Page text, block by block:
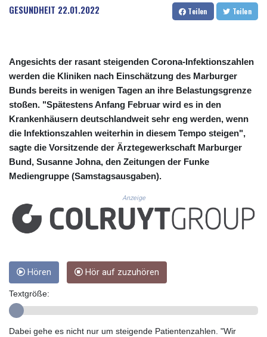
CUC 1.156136
CUP 30.637594
DKK 7.477932
DOP 67.345355
DZD 153.688625
EGP 57.293288
ERN 17.342035
ETB 184.982115
FJD 2.553384
FKP 0.8566
GBP 0.856968
GGP 0.8566
GHS 13.596606
GIP 0.8566
GTQ 8.820142
GYD 241.849406
HRK 7.536622
HTG 151.150865
GESUNDHEIT 22.01.2022 Teilen Teilen
Angesichts der rasant steigenden Corona-Infektionszahlen
werden die Kliniken nach Einschätzung des Marburger
Bunds bereits in wenigen Tagen an ihre Belastungsgrenze
stoßen. "Spätestens Anfang Februar wird es in den
Krankenhäusern deutschlandweit sehr eng werden, wenn
die Infektionszahlen weiterhin in diesem Tempo steigen",
sagte die Vorsitzende der Ärztegewerkschaft Marburger
Bund, Susanne Johna, den Zeitungen der Funke
Mediengruppe (Samstagsausgaben).
Anzeige
Hören Hör auf zuzuhören
Textgröße:
Dabei gehe es nicht nur um steigende Patientenzahlen. "Wir